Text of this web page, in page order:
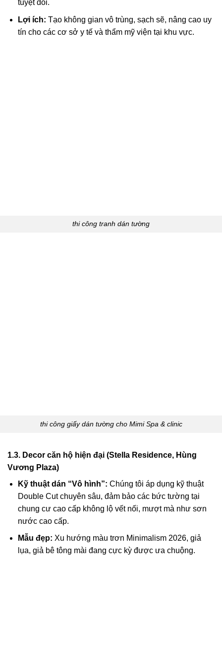
tuyệt đối.
Lợi ích: Tạo không gian vô trùng, sạch sẽ, nâng cao uy
tín cho các cơ sở y tế và thẩm mỹ viện tại khu vực.
thi công tranh dán tường
thi công giấy dán tường cho Mimi Spa & clinic
1.3. Decor căn hộ hiện đại (Stella Residence, Hùng
Vương Plaza)
Kỹ thuật dán “Vô hình”: Chúng tôi áp dụng kỹ thuật
Double Cut chuyên sâu, đảm bảo các bức tường tại
chung cư cao cấp không lộ vết nối, mượt mà như sơn
nước cao cấp.
Mẫu đẹp: Xu hướng màu trơn Minimalism 2026, giả
lụa, giả bê tông mài đang cực kỳ được ưa chuộng.